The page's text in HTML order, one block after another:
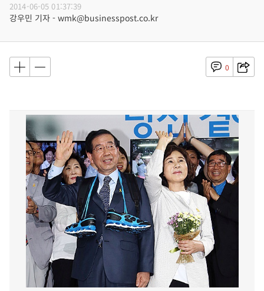
2014-06-05 01:37:39
강우민 기자 - wmk@businesspost.co.kr
0